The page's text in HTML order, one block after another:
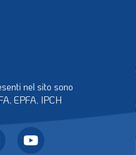
nel sito sono
EPFA, IPCH